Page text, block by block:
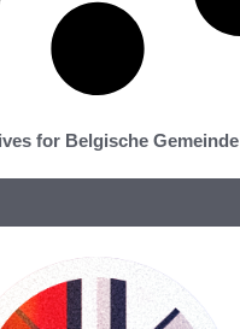
for Belgische Gemeinde